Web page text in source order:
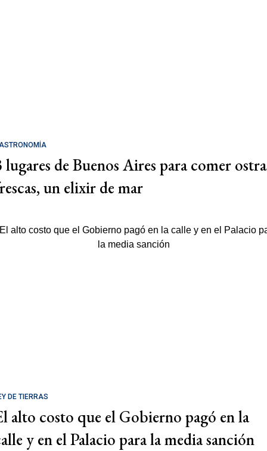
lugares de Buenos Aires para comer
un elixir de mar
DE TIERRAS
alto costo que el Gobierno pagó en la
y en el Palacio para la media sanción